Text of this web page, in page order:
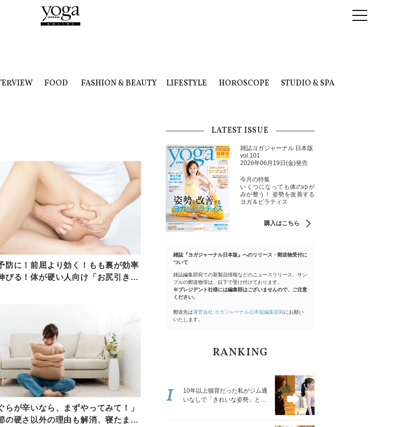
FOOD FASHION & BEAUTY LIFESTYLE HOROSCOPE STUDIO & SPA
防に！前屈より効く！もも裏が効率
びる！体が硬い人向け「お尻引きス
チ」
らが辛いなら、まずやってみて！」
の硬さ以外の理由も解消、寝たまま
LATEST ISSUE
雑誌ヨガジャーナル 日本版
vol.101
2026年06月19日(金)発売
今月の特集
いくつになっても体のゆが
みが整う！ 姿勢を改善する
ヨガ＆ピラティス
購入はこちら
雑誌『ヨガジャーナル日本版』へのリリース・郵送物受付に
ついて
雑誌編集部宛ての新製品情報などのニュースリリース、サン
プルの郵送物等は、以下で受け付けております。
※プレジデント社様には編集部はございませんので、ご注意
ください。
郵送先は運営会社:ヨガジャーナル日本版編集部宛にお願い
いたします。
RANKING
10年以上猫背だった私がジム通
いなしで「きれいな姿勢」と褒
1